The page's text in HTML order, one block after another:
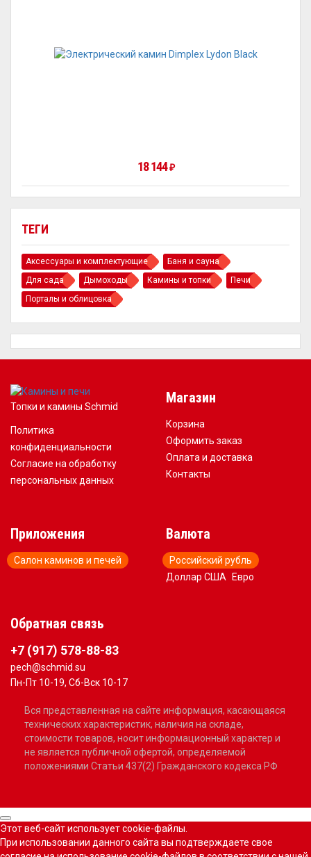
ТЕГИ
Аксессуары и комплектующие
Баня и сауна
Для сада
Дымоходы Камины и топки
Печи
Порталы и облицовка
18 144 ₽
Топки и камины Schmid
Политика
конфиденциальности
Согласие на обработку
персональных данных
Магазин
Корзина
Оформить заказ
Оплата и доставка
Контакты
Приложения
Салон каминов и печей
Валюта
Российский рубль
Доллар США
Евро
Обратная связь
+7 (917) 578-88-83
pech@schmid.su
Пн-Пт 10-19, Сб-Вск 10-17
Вся представленная на сайте информация, касающаяся
технических характеристик, наличия на складе,
стоимости товаров, носит информационный характер и
не является публичной офертой, определяемой
положениями Статьи 437(2) Гражданского кодекса РФ
Этот веб-сайт использует cookie-файлы.
При использовании данного сайта вы подтверждаете свое